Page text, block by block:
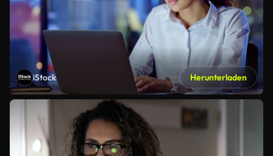
iStock Herunterladen